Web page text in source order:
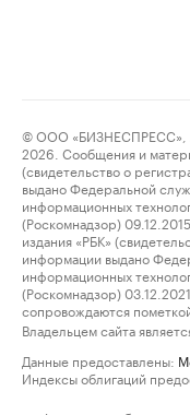
© ООО «БИЗНЕСПРЕСС»,
2026. Сообщения и
(свидетельство о
выдано Федеральной
информационных
(Роскомнадзор)
издания «РБК»
информации выдано
информационных
(Роскомнадзор)
сопровождаются
Владельцем сайта
Данные предоставлены:
Индексы облигаций